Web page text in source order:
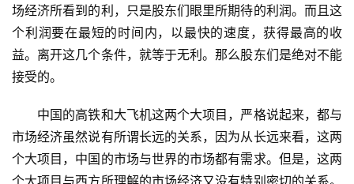
页
面
场经济所看到的利，只是股东们眼里所期待的利润。而且这
个利润要在最短的时间内，以最快的速度，获得最高的收
益。离开这几个条件，就等于无利。那么股东们是绝对不能
接受的。
中国的高铁和大飞机这两个大项目，严格说起来，都与
市场经济虽然说有所谓长远的关系，因为从长远来看，这两
个大项目，中国的市场与世界的市场都有需求。但是，这两